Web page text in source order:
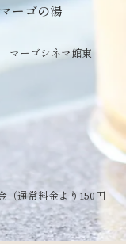
ーゴの湯
マーゴシネマ館東
（通常料金より150円